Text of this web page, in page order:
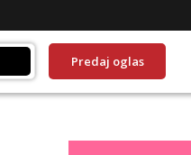
Predaj oglas